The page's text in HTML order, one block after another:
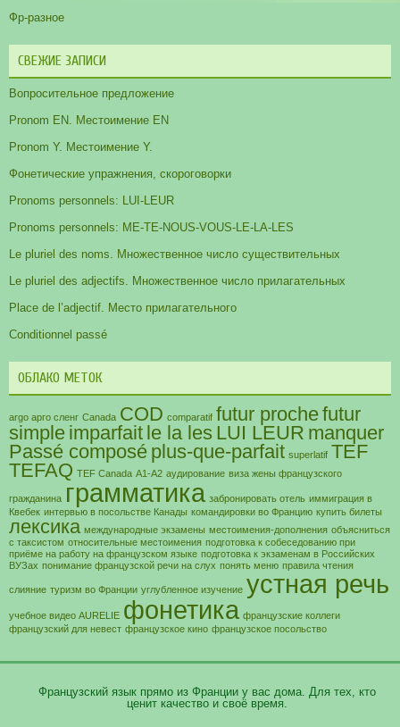
Фр-разное
СВЕЖИЕ ЗАПИСИ
Вопросительное предложение
Pronom EN. Местоимение EN
Pronom Y. Местоимение Y.
Фонетические упражнения, скороговорки
Pronoms personnels: LUI-LEUR
Pronoms personnels: ME-TE-NOUS-VOUS-LE-LA-LES
Le pluriel des noms. Множественное число существительных
Le pluriel des adjectifs. Множественное число прилагательных
Place de l’adjectif. Место прилагательного
Conditionnel passé
ОБЛАКО МЕТОК
argo арго сленг Canada COD comparatif futur prochefutur
simple imparfait le la les LUI LEUR manquer
Passé composé plus-que-parfait superlatif TEF
TEFAQ TEF Canada А1-А2 аудирование виза жены французского
гражданина грамматика забронировать отель иммиграция в
Квебек интервью в посольстве Канады командировки во Францию купить билеты
лексика международные экзамены местоимения-дополнения объясниться
с таксистом относительные местоимения подготовка к собеседованию при
приёме на работу на французском языке подготовка к экзаменам в Российских
ВУЗах понимание французской речи на слух понять меню правила чтения
слияние туризм во Франции углубленное изучение устная речь
учебное видео AURELIE фонетика французские коллеги
французский для невест французское кино французское посольство
Французский язык прямо из Франции у вас дома. Для тех, кто
ценит качество и своё время.